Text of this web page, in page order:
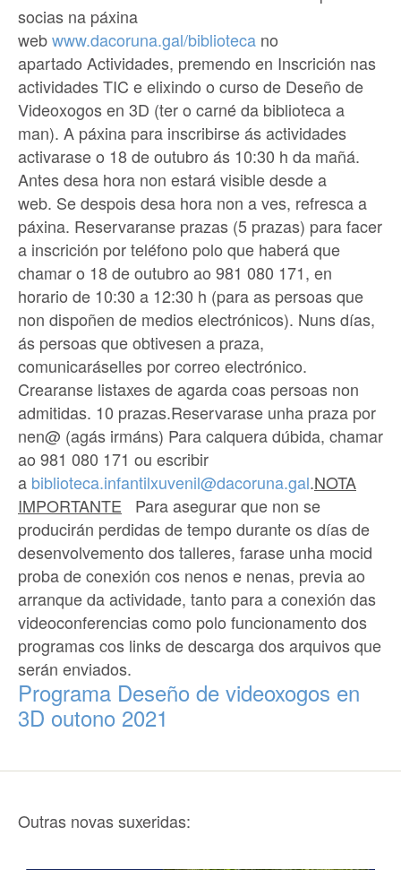
socias na páxina
webwww.dacoruna.gal/biblioteca no
apartado Actividades, premendo en Inscrición nas
actividades TIC e elixindo o curso de Deseño de
Videoxogos en 3D (ter o carné da biblioteca a
man). A páxina para inscribirse ás actividades
activarase o 18 de outubro ás 10:30 h da mañá.
Antes desa hora non estará visible desde a
web. Se despois desa hora non a ves, refresca a
páxina. Reservaranse prazas (5 prazas) para facer
a inscrición por teléfono polo que haberá que
chamar o 18 de outubro ao 981 080 171, en
horario de 10:30 a 12:30 h (para as persoas que
non dispoñen de medios electrónicos). Nuns días,
ás persoas que obtivesen a praza,
comunicaráselles por correo electrónico.
Crearanse listaxes de agarda coas persoas non
admitidas. 10 prazas.Reservarase unha praza por
nen@ (agás irmáns) Para calquera dúbida, chamar
ao 981 080 171 ou escribir
a biblioteca.infantilxuvenil@dacoruna.gal.NOTA
IMPORTANTE Para asegurar que non se
producirán perdidas de tempo durante os días de
desenvolvemento dos talleres, farase unha mocid
proba de conexión cos nenos e nenas, previa ao
arranque da actividade, tanto para a conexión das
videoconferencias como polo funcionamento dos
programas cos links de descarga dos arquivos que
serán enviados.
Programa Deseño de videoxogos en
3D outono 2021
Outras novas suxeridas: